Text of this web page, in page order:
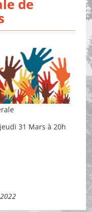
de
jeudi 31 Mars à 20h